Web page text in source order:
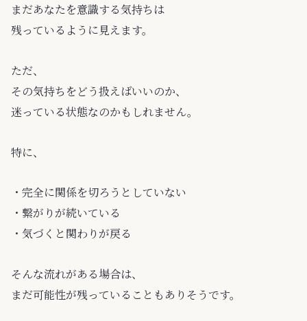
まだあなたを意識する気持ちは
残っているように見えます。
ただ、
その気持ちをどう扱えばいいのか、
迷っている状態なのかもしれません。
特に、
・完全に関係を切ろうとしていない
・繋がりが続いている
・気づくと関わりが戻る
そんな流れがある場合は、
まだ可能性が残っていることもありそうです。